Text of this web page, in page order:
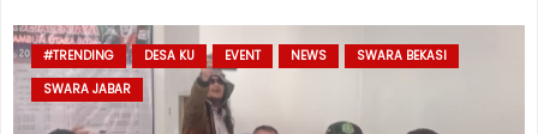
#TRENDING DESA KU EVENT NEWS
SWARA BEKASI
SWARA JABAR